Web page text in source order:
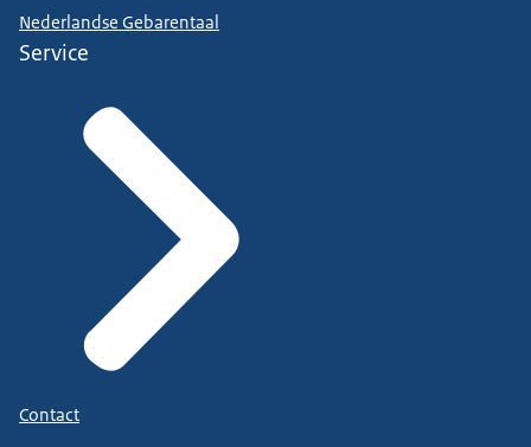
Nederlandse Gebarentaal
Service
Contact